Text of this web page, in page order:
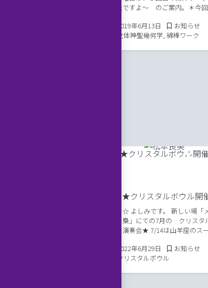
子屋ですよ〜 のご案内。＊今
ますます空気が軽やかになってき
を感じますね。 みなさまは、どん
2019年6月13日 2019年6月13日
Posted in
お知らせ
Tags:
立体神聖幾何学 綿棒ワーク
7月★クリスタルボウル開
ども☆ よしみです。 新しい場「
ンド梟」にての7月の クリスタ
ウル演奏会★ 7/14は山羊座のス
陽のエネルギーをしっかり受け取
自分自身になる☆その前に、クリ
2022年6月29日 2022年7月1日
Posted in
お知らせ
Tags:
クリスタルボウル